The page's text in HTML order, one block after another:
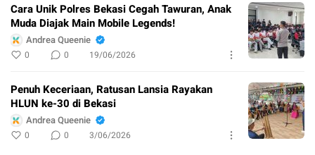
Cara Unik Polres Bekasi Cegah Tawuran, Anak
Muda Diajak Main Mobile Legends!
Andrea Queenie
0 0 19/06/2026
Penuh Keceriaan, Ratusan Lansia Rayakan
HLUN ke-30 di Bekasi
Andrea Queenie
0 0 3/06/2026